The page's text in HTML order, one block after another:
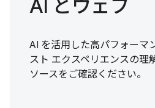
AI とウェブ
AI を活用した高パフォーマ
スト エクスペリエンスの理
ソースをご確認ください。